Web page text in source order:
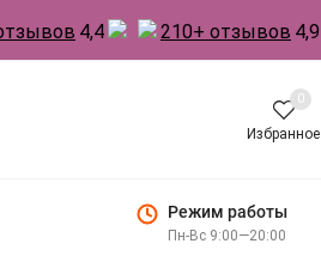
4,4 210+ отзывов 4,9
Избранное
0
Режим работы
Пн-Вс 9:00—20:00